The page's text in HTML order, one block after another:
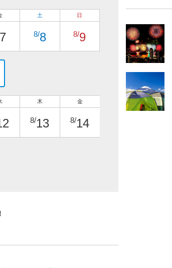
土
8/8
日
8/9
木
8/13
金
8/14